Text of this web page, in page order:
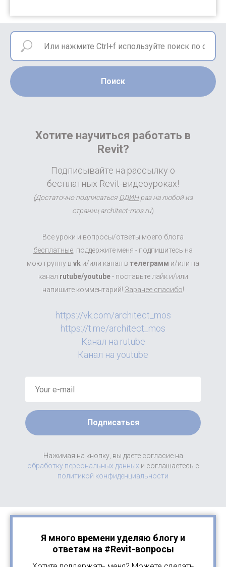
Поиск
Хотите научиться работать в
Revit?
Подписывайте на рассылку о
бесплатных Revit-видеоуроках!
(Достаточно подписаться ОДИНраз на любой из
страниц architect-mos.ru)
Все уроки и вопросы/ответы моего блога
бесплатные , поддержите меня - подпишитесь на
мою группу в vk и/или канал в телеграмм и/или на
канал rutube/youtube- поставьте лайк и/или
напишите комментарий! Заранее спасибо!
https://vk.com/architect_mos
https://t.me/architect_mos
Канал на rutube
Канал на youtube
Подписаться
Нажимая на кнопку, вы даете согласие на
обработку персональных данных и соглашаетесь c
политикой конфиденциальности
Я много времени уделяю блогу и
ответам на #Revit-вопросы